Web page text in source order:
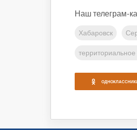
Наш телеграм-
Хабаровск